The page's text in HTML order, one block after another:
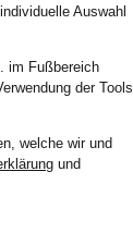
Auswahl
im Fußbereich
der Tools
welche wir und
und